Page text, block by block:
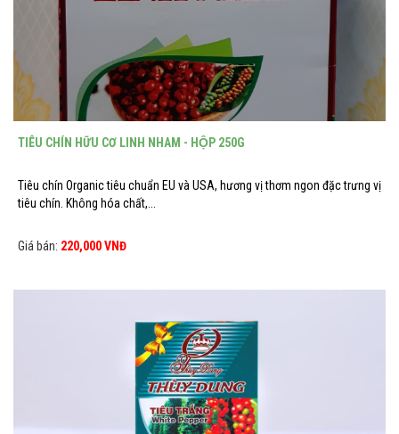
TIÊU CHÍN HỮU CƠ LINH NHAM - HỘP 250G
Tiêu chín Organic tiêu chuẩn EU và USA, hương vị thơm ngon đặc trưng vị
tiêu chín. Không hóa chất,...
Giá bán: 220,000 VNĐ